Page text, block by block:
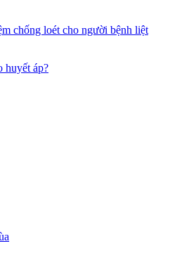
chống loét cho người bệnh liệt
huyết áp?